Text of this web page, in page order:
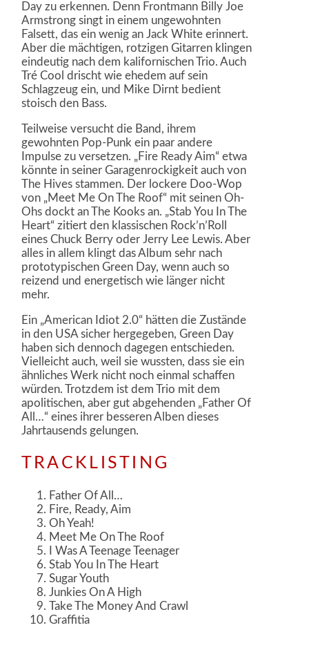
Day zu erkennen. Denn Frontmann Billy Joe
Armstrong singt in einem ungewohnten
Falsett, das ein wenig an Jack White erinnert.
Aber die mächtigen, rotzigen Gitarren klingen
eindeutig nach dem kalifornischen Trio. Auch
Tré Cool drischt wie ehedem auf sein
Schlagzeug ein, und Mike Dirnt bedient
stoisch den Bass.
Teilweise versucht die Band, ihrem
gewohnten Pop-Punk ein paar andere
Impulse zu versetzen. „Fire Ready Aim“ etwa
könnte in seiner Garagenrockigkeit auch von
The Hives stammen. Der lockere Doo-Wop
von „Meet Me On The Roof“ mit seinen Oh-
Ohs dockt an The Kooks an. „Stab You In The
Heart“ zitiert den klassischen Rock’n’Roll
eines Chuck Berry oder Jerry Lee Lewis. Aber
alles in allem klingt das Album sehr nach
prototypischen Green Day, wenn auch so
reizend und energetisch wie länger nicht
mehr.
Ein „American Idiot 2.0“ hätten die Zustände
in den USA sicher hergegeben, Green Day
haben sich dennoch dagegen entschieden.
Vielleicht auch, weil sie wussten, dass sie ein
ähnliches Werk nicht noch einmal schaffen
würden. Trotzdem ist dem Trio mit dem
apolitischen, aber gut abgehenden „Father Of
All…“ eines ihrer besseren Alben dieses
Jahrtausends gelungen.
TRACKLISTING
Father Of All…
Fire, Ready, Aim
Oh Yeah!
Meet Me On The Roof
I Was A Teenage Teenager
Stab You In The Heart
Sugar Youth
Junkies On A High
Take The Money And Crawl
Graffitia